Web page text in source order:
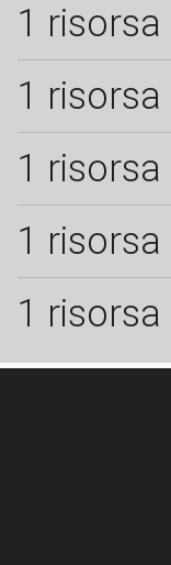
1 risorsa
1 risorsa
1 risorsa
1 risorsa
1 risorsa